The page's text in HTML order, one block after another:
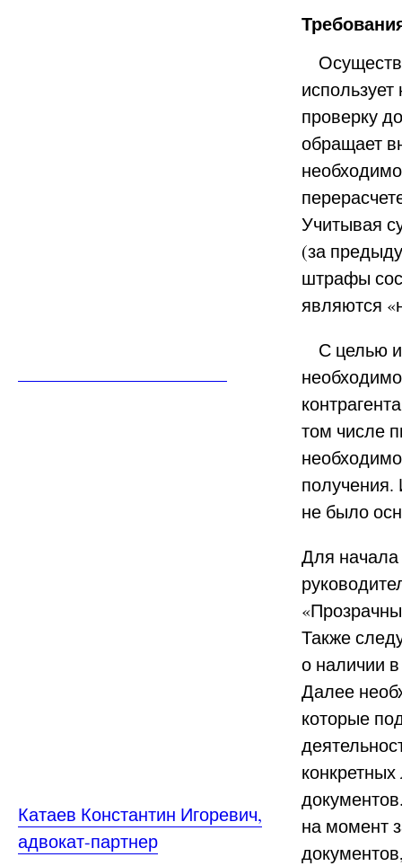
Катаев Константин Игоревич,
адвокат-партнер
проверку
обращает
Учитывая
(за
штрафы
являются
С целью
том числе
получения.
не было
Для начала
Также
о наличии
Далее
которые
на момент